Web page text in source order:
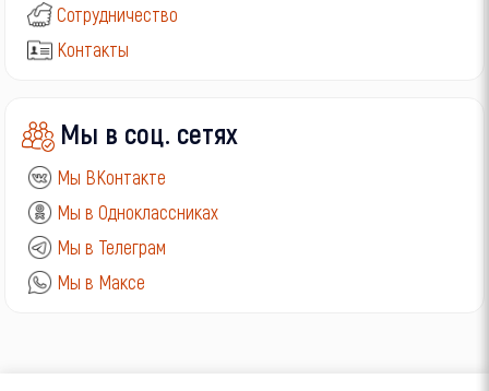
Сотрудничество
Контакты
Мы в соц. сетях
Мы ВКонтакте
Мы в Одноклассниках
Мы в Телеграм
Мы в Максе